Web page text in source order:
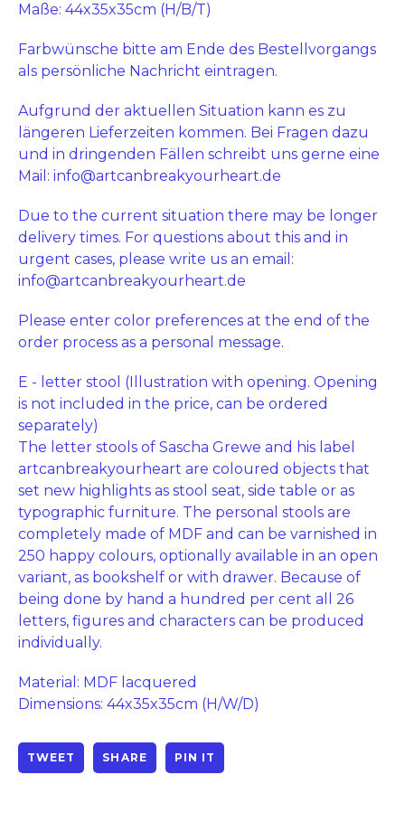
Maße: 44x35x35cm (H/B/T)
Farbwünsche bitte am Ende des Bestellvorgangs
als persönliche Nachricht eintragen.
Aufgrund der aktuellen Situation kann es zu
längeren Lieferzeiten kommen. Bei Fragen dazu
und in dringenden Fällen schreibt uns gerne eine
Mail: info@artcanbreakyourheart.de
Due to the current situation there may be longer
delivery times. For questions about this and in
urgent cases, please write us an email:
info@artcanbreakyourheart.de
Please enter color preferences at the end of the
order process as a personal message.
E - letter stool (Illustration with opening. Opening
is not included in the price, can be ordered
separately)
The letter stools of Sascha Grewe and his label
artcanbreakyourheart are coloured objects that
set new highlights as stool seat, side table or as
typographic furniture. The personal stools are
completely made of MDF and can be varnished in
250 happy colours, optionally available in an open
variant, as bookshelf or with drawer. Because of
being done by hand a hundred per cent all 26
letters, figures and characters can be produced
individually.
Material: MDF lacquered
Dimensions: 44x35x35cm (H/W/D)
TWEET SHARE PIN IT